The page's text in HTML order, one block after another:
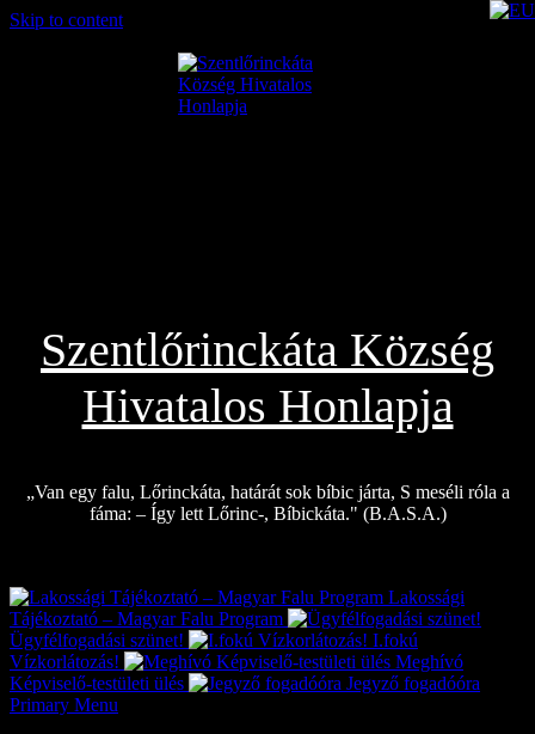
Skip to content
Szentlőrinckáta Község
Hivatalos Honlapja
„Van egy falu, Lőrinckáta, határát sok bíbic járta, S meséli róla a
fáma: – Így lett Lőrinc-, Bíbickáta." (B.A.S.A.)
Lakossági
Tájékoztató – Magyar Falu Program
Ügyfélfogadási szünet!
I.fokú
Vízkorlátozás!
Meghívó
Képviselő-testületi ülés
Jegyző fogadóóra
Primary Menu